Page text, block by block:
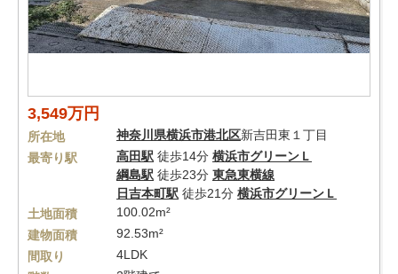
3,549万円
所在地 神奈川県横浜市港北区新吉田東１丁目
最寄り駅
高田駅 徒歩14分 横浜市グリーンＬ
綱島駅 徒歩23分 東急東横線
日吉本町駅 徒歩21分 横浜市グリーンＬ
土地面積
100.02m²
建物面積
92.53m²
間取り
4LDK